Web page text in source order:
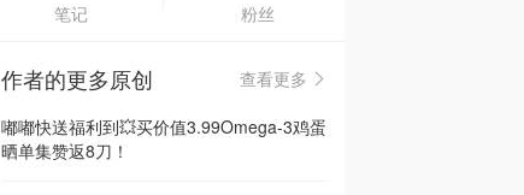
🇦🇺
🇳🇿新西兰
笔记 粉丝
作者的更多原创
查看更多
嘟嘟快送福利到💥买价值3.99Omega-3鸡蛋
晒单集赞返8刀！